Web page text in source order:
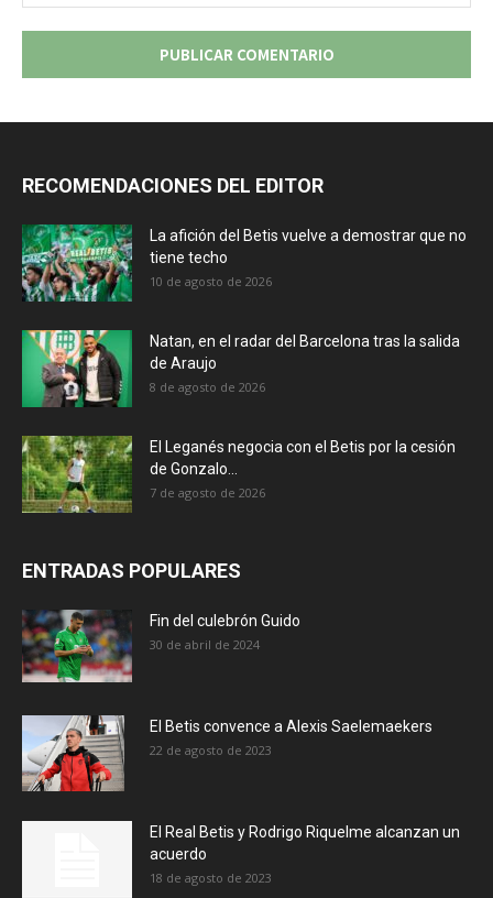
RECOMENDACIONES DEL EDITOR
La afición del Betis vuelve a demostrar que no
tiene techo
10 de agosto de 2026
Natan, en el radar del Barcelona tras la salida
de Araujo
8 de agosto de 2026
El Leganés negocia con el Betis por la cesión
de Gonzalo...
7 de agosto de 2026
ENTRADAS POPULARES
Fin del culebrón Guido
30 de abril de 2024
El Betis convence a Alexis Saelemaekers
22 de agosto de 2023
El Real Betis y Rodrigo Riquelme alcanzan un
acuerdo
18 de agosto de 2023